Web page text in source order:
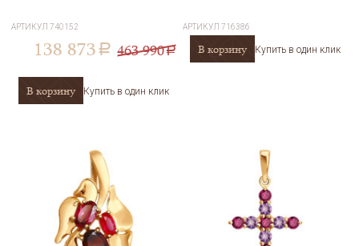
АРТИКУЛ740152
138 873 a 463 990a
В корзину Купить в один клик
АРТИКУЛ716386
В корзину Купить в один клик